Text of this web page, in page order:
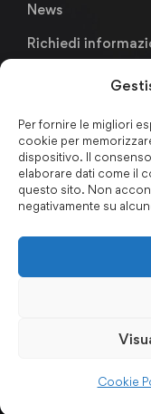
Per fornire le migliori
cookie per
dispositivo. Il
elaborare dati come il
questo sito. Non
negativamente su
Cookie
News
Richiedi
Metodologia
Faculty & Staffs
Formazione
Forum Nazionale